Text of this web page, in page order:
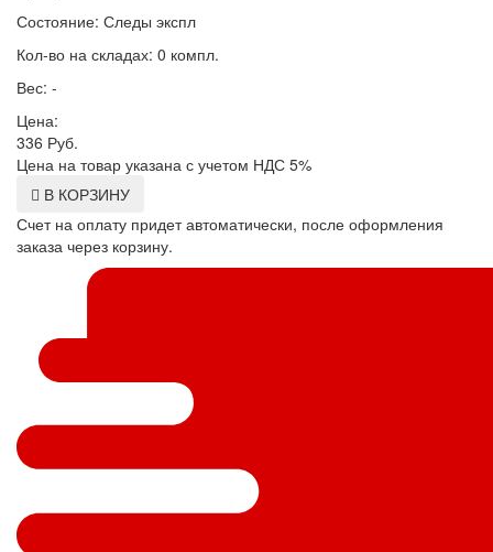
Состояние: Следы экспл
Кол-во на складах: 0 компл.
Вес: -
Цена:
336 Руб.
Цена на товар указана с учетом НДС 5%
В КОРЗИНУ
Счет на оплату придет автоматически, после оформления
заказа через корзину.